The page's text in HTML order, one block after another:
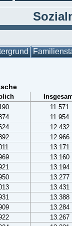
11.571
11.954
12.432
12.966
13.171
13.160
13.194
13.277
13.431
13.388
13.284
13.267